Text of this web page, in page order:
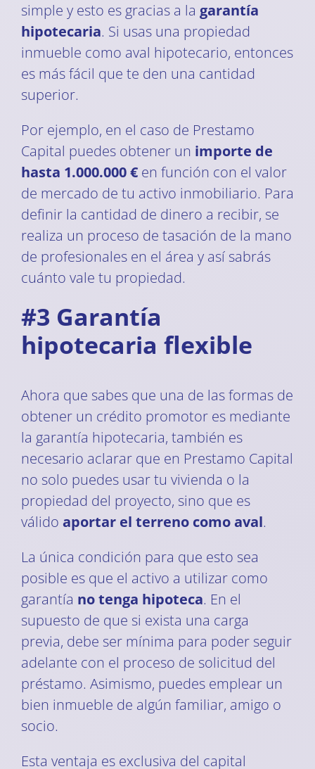
simple y esto es gracias a la garantía
hipotecaria. Si usas una propiedad
inmueble como aval hipotecario, entonces
es más fácil que te den una cantidad
superior.
Por ejemplo, en el caso de Prestamo
Capital puedes obtener un importe de
hasta 1.000.000 € en función con el valor
de mercado de tu activo inmobiliario. Para
definir la cantidad de dinero a recibir, se
realiza un proceso de tasación de la mano
de profesionales en el área y así sabrás
cuánto vale tu propiedad.
#3 Garantía
hipotecaria flexible
Ahora que sabes que una de las formas de
obtener un crédito promotor es mediante
la garantía hipotecaria, también es
necesario aclarar que en Prestamo Capital
no solo puedes usar tu vivienda o la
propiedad del proyecto, sino que es
válido aportar el terreno como aval.
La única condición para que esto sea
posible es que el activo a utilizar como
garantía no tenga hipoteca. En el
supuesto de que si exista una carga
previa, debe ser mínima para poder seguir
adelante con el proceso de solicitud del
préstamo. Asimismo, puedes emplear un
bien inmueble de algún familiar, amigo o
socio.
Esta ventaja es exclusiva del capital